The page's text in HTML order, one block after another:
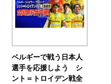
ベルギーで戦う日本人
選手を応援しよう シ
ント＝トロイデン戦全